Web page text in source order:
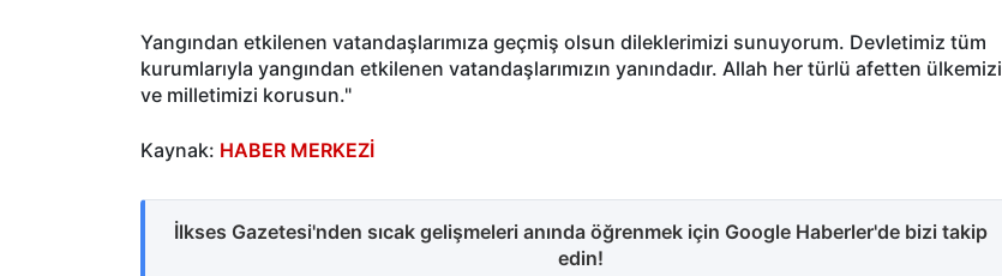
Yangından etkilenen vatandaşlarımıza geçmiş olsun dileklerimizi sunuyorum. Devletimiz tüm
kurumlarıyla yangından etkilenen vatandaşlarımızın yanındadır. Allah her türlü afetten ülkemizi
ve milletimizi korusun."
Kaynak: HABER MERKEZİ
İlkses Gazetesi'nden sıcak gelişmeleri anında öğrenmek için Google Haberler'de bizi takip
edin!